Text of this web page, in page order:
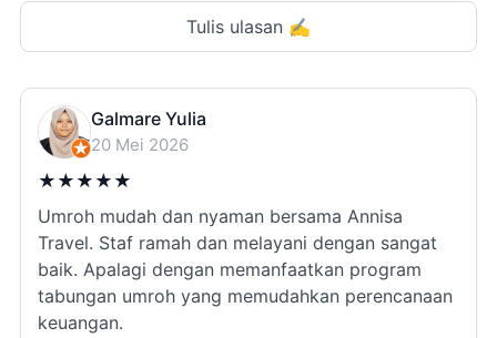
Tulis ulasan ✍️
Galmare Yulia
20 Mei 2026
★ ★ ★ ★ ★
Umroh mudah dan nyaman bersama Annisa
Travel. Staf ramah dan melayani dengan sangat
baik. Apalagi dengan memanfaatkan program
tabungan umroh yang memudahkan perencanaan
keuangan.